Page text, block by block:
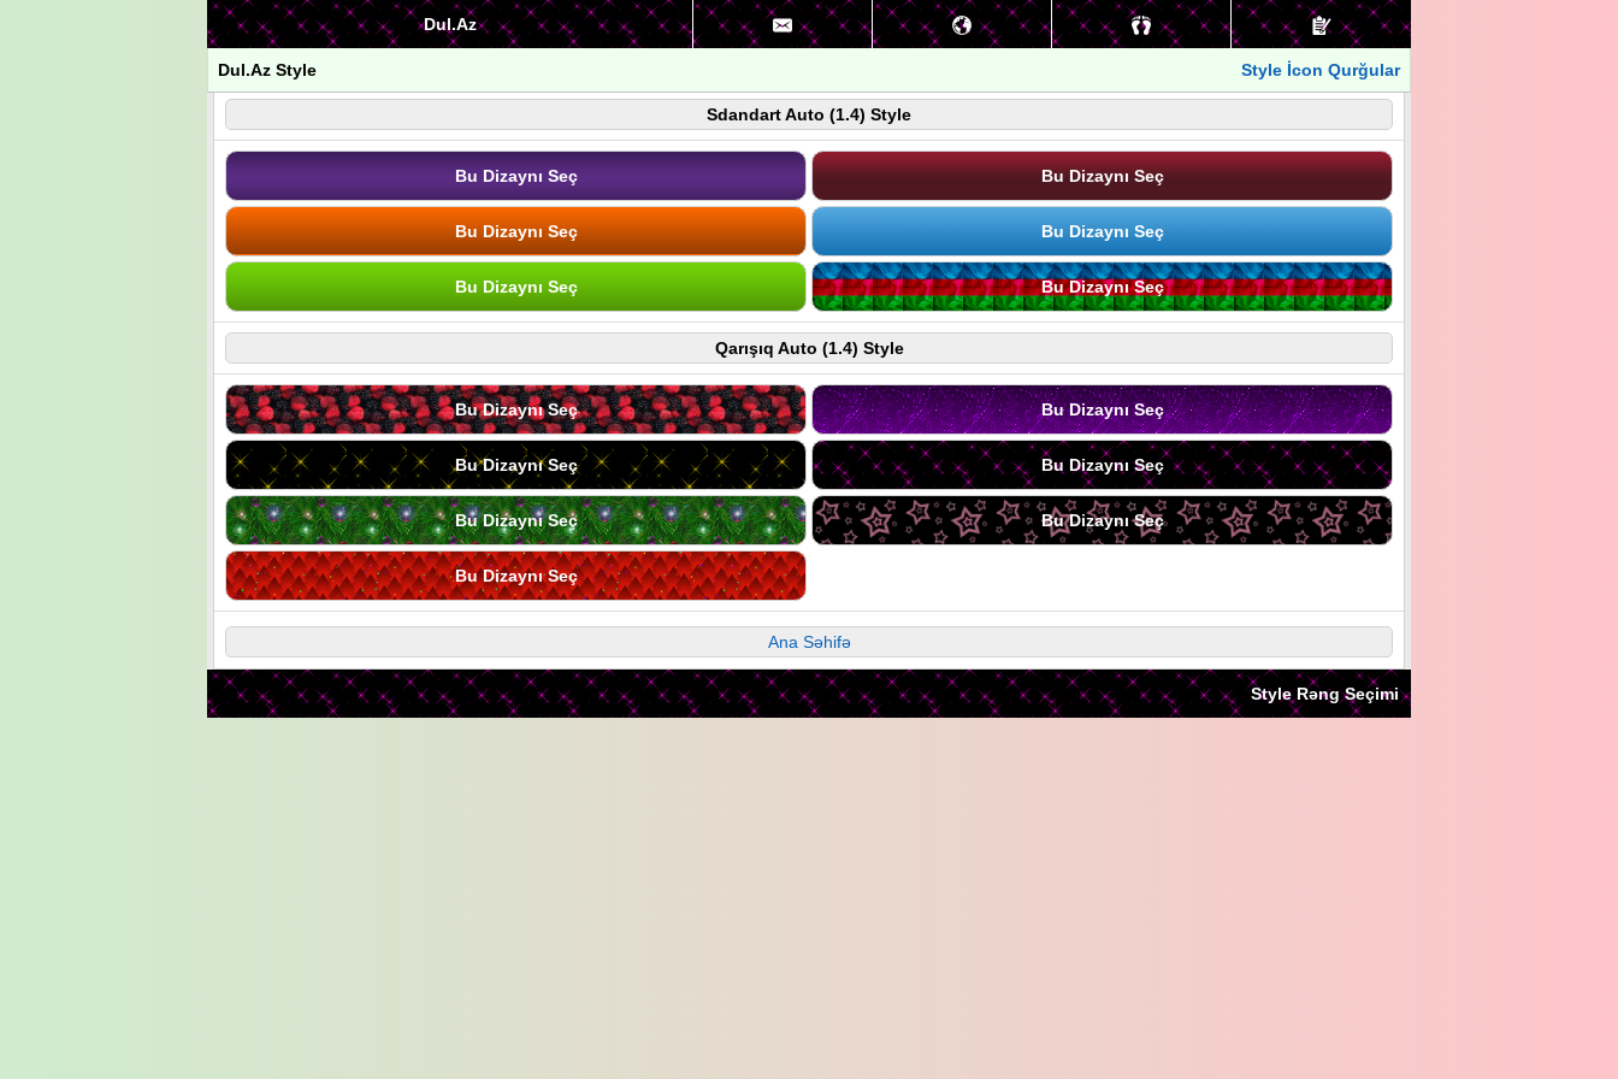
Dul.Az
Dul.Az Style Style İcon Qurğular
Sdandart Auto (1.4) Style
Bu Dizaynı Seç Bu Dizaynı Seç
Bu Dizaynı Seç Bu Dizaynı Seç
Bu Dizaynı Seç Bu Dizaynı Seç
Qarışıq Auto (1.4) Style
Bu Dizaynı Seç Bu Dizaynı Seç
Bu Dizaynı Seç Bu Dizaynı Seç
Bu Dizaynı Seç Bu Dizaynı Seç
Bu Dizaynı Seç
Ana Səhifə
Style Rəng Seçimi